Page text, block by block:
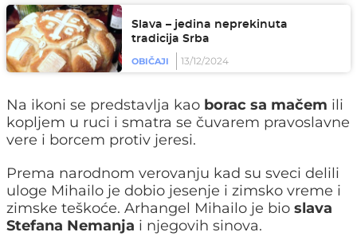
Slava – jedina neprekinuta
tradicija Srba
OBIČAJI 13/12/2024
Na ikoni se predstavlja kao borac sa mačem ili
kopljem u ruci i smatra se čuvarem pravoslavne
vere i borcem protiv jeresi.
Prema narodnom verovanju kad su sveci delili
uloge Mihailo je dobio jesenje i zimsko vreme i
zimske teškoće. Arhangel Mihailo je bio slava
Stefana Nemanja i njegovih sinova.